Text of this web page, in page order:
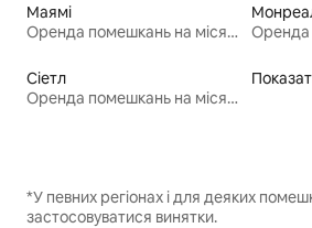
Маямі
Оренда помешкань на місяць
Сіетл
Оренда помешкань на місяць
*У певних регіонах і для деяких
застосовуватися винятки.